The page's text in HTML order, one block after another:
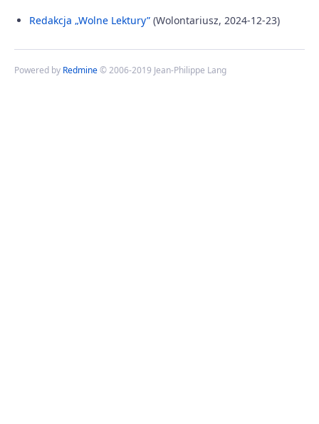
Redakcja „Wolne Lektury” (Wolontariusz, 2024-12-23)
Powered by Redmine© 2006-2019 Jean-Philippe Lang